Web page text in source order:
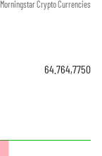
Morningstar Crypto Currencies
64.764,7750